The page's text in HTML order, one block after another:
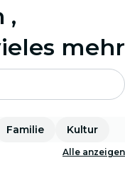
,
mehr
Familie Kultur
Alle anzeigen